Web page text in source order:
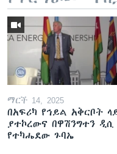
ማርች 14, 2025
በአፍሪካ የኅይል አቅርቦት
ያተኮረውና በዋሽንግተን ዲሲ
የተካሔደው ጉባኤ